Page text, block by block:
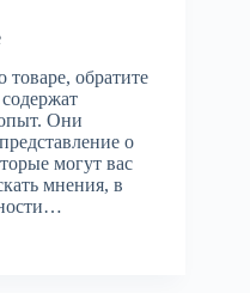
обратите
Они
о
могут вас
мнения, в